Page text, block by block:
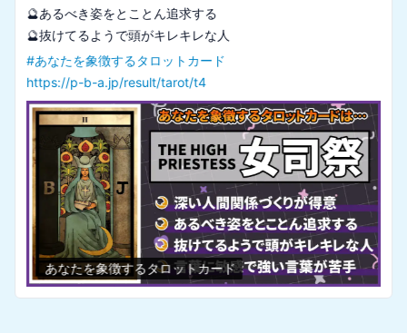
🔮あるべき姿をとことん追求する
#あなたを象徴するタロットカード
https://p-b-a.jp/result/tarot/t4
あなたを象徴するタロットカード